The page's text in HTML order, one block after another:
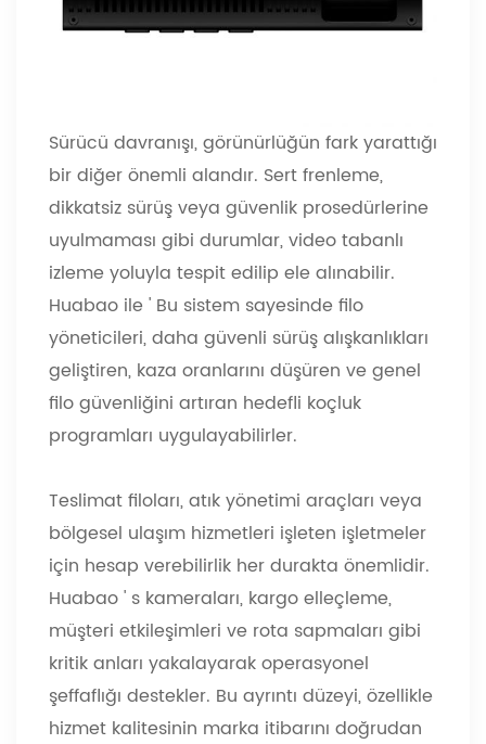
Sürücü davranışı, görünürlüğün fark yarattığı
bir diğer önemli alandır. Sert frenleme,
dikkatsiz sürüş veya güvenlik prosedürlerine
uyulmaması gibi durumlar, video tabanlı
izleme yoluyla tespit edilip ele alınabilir.
Huabao ile ' Bu sistem sayesinde filo
yöneticileri, daha güvenli sürüş alışkanlıkları
geliştiren, kaza oranlarını düşüren ve genel
filo güvenliğini artıran hedefli koçluk
programları uygulayabilirler.
Teslimat filoları, atık yönetimi araçları veya
bölgesel ulaşım hizmetleri işleten işletmeler
için hesap verebilirlik her durakta önemlidir.
Huabao' s kameraları, kargo elleçleme,
müşteri etkileşimleri ve rota sapmaları gibi
kritik anları yakalayarak operasyonel
şeffaflığı destekler. Bu ayrıntı düzeyi, özellikle
hizmet kalitesinin marka itibarını doğrudan